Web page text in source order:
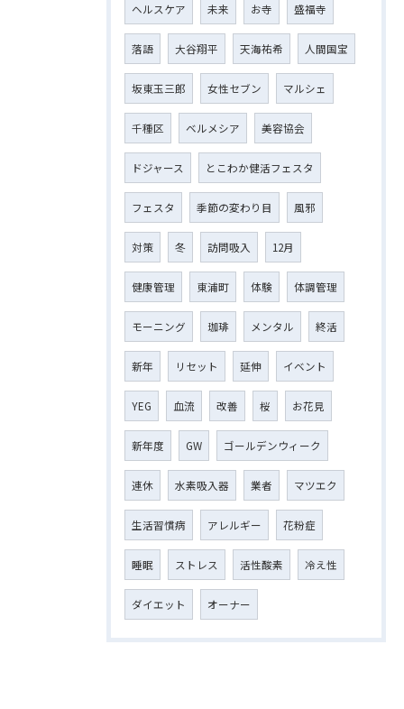
ヘルスケア 未来 お寺 盛福寺
落語 大谷翔平 天海祐希 人間国宝
坂東玉三郎 女性セブン マルシェ
千種区 ベルメシア 美容協会
ドジャース とこわか健活フェスタ
フェスタ 季節の変わり目 風邪
対策 冬 訪問吸入 12月
健康管理 東浦町 体験 体調管理
モーニング 珈琲 メンタル 終活
新年 リセット 延伸 イベント
YEG 血流 改善 桜 お花見
新年度 GW ゴールデンウィーク
連休 水素吸入器 業者 マツエク
生活習慣病 アレルギー 花粉症
睡眠 ストレス 活性酸素 冷え性
ダイエット オーナー